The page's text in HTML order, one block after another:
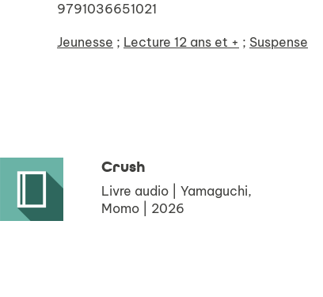
9791036651021
Jeunesse ; Lecture 12 ans et + ; Suspense
Crush
Livre audio | Yamaguchi,
Momo | 2026